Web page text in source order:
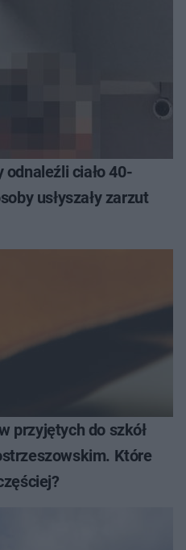
ciało 40-
usłyszały zarzut
przyjętych do szkół
Które